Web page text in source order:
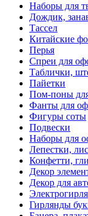
Наборы для
Дождик,
Тассел
Китайские
Перья
Спреи для
Таблички,
Пайетки
Пом-поны
Фанты для
Фигуры соты
Подвески
Наборы для
Лепестки,
Конфетти,
Декор
Декор для
Гирлянды